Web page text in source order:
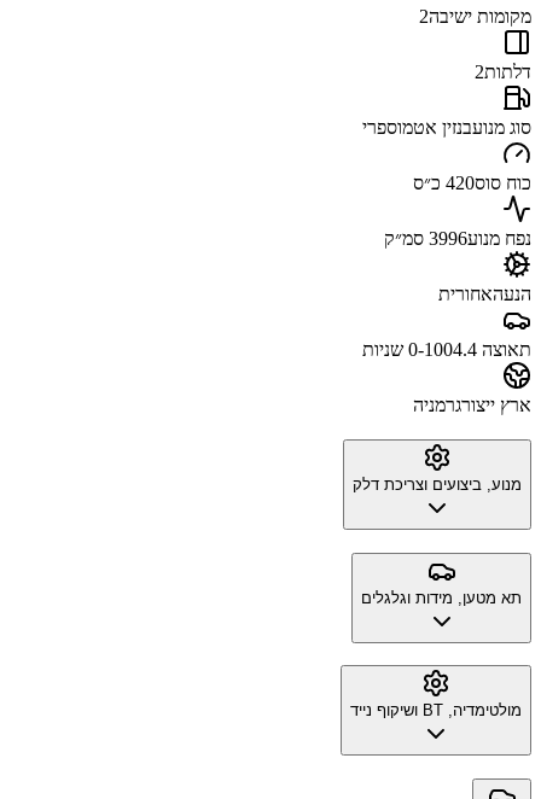
מקומות ישיבה2
דלתות2
סוג מנועבנזין אטמוספרי
כוח סוס420 כ״ס
נפח מנוע3996 סמ״ק
הנעהאחורית
תאוצה 0-100 4.4 שניות
ארץ ייצורגרמניה
מנוע, ביצועים וצריכת דלק
תא מטען, מידות וגלגלים
מולטימדיה, BT ושיקוף נייד